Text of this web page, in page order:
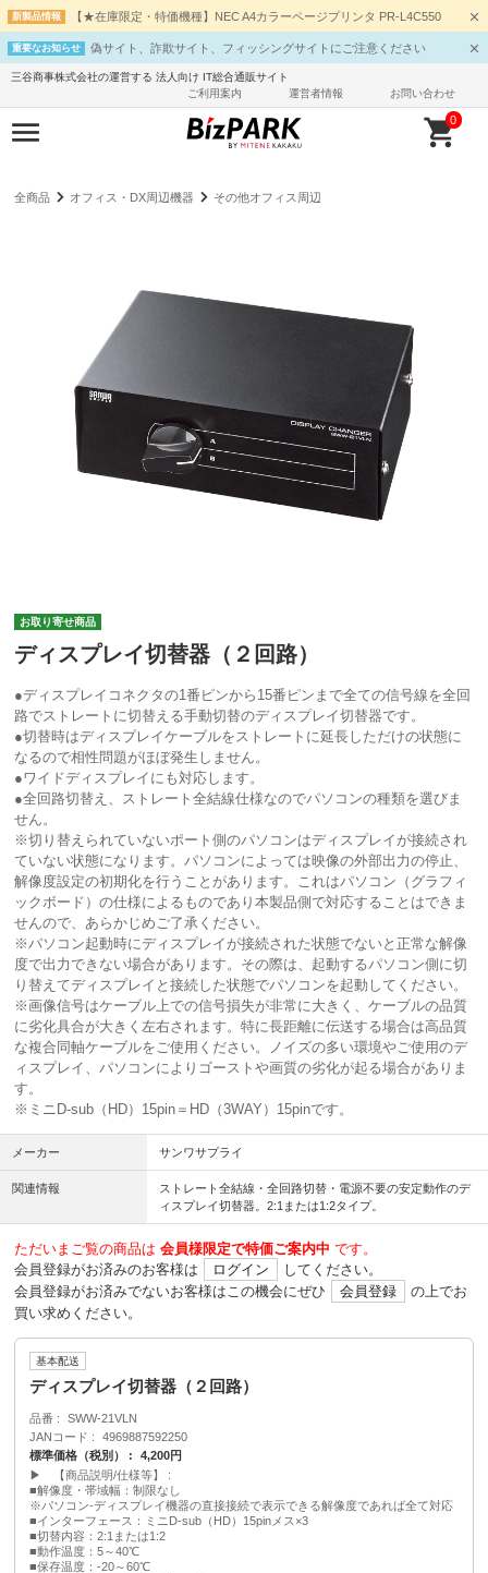
新製品情報 【★在庫限定・特価機種】NEC A4カラーページプリンタ PR-L4C550
重要なお知らせ 偽サイト、詐欺サイト、フィッシングサイトにご注意ください
三谷商事株式会社の運営する 法人向け IT総合通販サイト
ご利用案内
運営者情報 お問い合わせ
0
全商品 オフィス・DX周辺機器 その他オフィス周辺
お取り寄せ商品
ディスプレイ切替器（２回路）
●ディスプレイコネクタの1番ピンから15番ピンまで全ての信号線を全回
路でストレートに切替える手動切替のディスプレイ切替器です。
●切替時はディスプレイケーブルをストレートに延長しただけの状態に
なるので相性問題がほぼ発生しません。
●ワイドディスプレイにも対応します。
●全回路切替え、ストレート全結線仕様なのでパソコンの種類を選びま
せん。
※切り替えられていないポート側のパソコンはディスプレイが接続され
ていない状態になります。パソコンによっては映像の外部出力の停止、
解像度設定の初期化を行うことがあります。これはパソコン（グラフィ
ックボード）の仕様によるものであり本製品側で対応することはできま
せんので、あらかじめご了承ください。
※パソコン起動時にディスプレイが接続された状態でないと正常な解像
度で出力できない場合があります。その際は、起動するパソコン側に切
り替えてディスプレイと接続した状態でパソコンを起動してください。
※画像信号はケーブル上での信号損失が非常に大きく、ケーブルの品質
に劣化具合が大きく左右されます。特に長距離に伝送する場合は高品質
な複合同軸ケーブルをご使用ください。ノイズの多い環境やご使用のデ
ィスプレイ、パソコンによりゴーストや画質の劣化が起る場合がありま
す。
※ミニD-sub（HD）15pin＝HD（3WAY）15pinです。
メーカー サンワサプライ
関連情報
ストレート全結線・全回路切替・電源不要の安定動作のデ
ィスプレイ切替器。2:1または1:2タイプ。
ただいまご覧の商品は 会員様限定で特価ご案内中 です。
会員登録がお済みのお客様は
ログイン
してください。
会員登録がお済みでないお客様はこの機会にぜひ
会員登録
の上でお
買い求めください。
基本配送
ディスプレイ切替器（２回路）
品番
SWW-21VLN
JANコード
4969887592250
標準価格（税別）
4,200円
▶ 【商品説明/仕様等】
■解像度・帯域幅：制限なし
※パソコン-ディスプレイ機器の直接接続で表示できる解像度であれば全て対応
■インターフェース：ミニD-sub（HD）15pinメス×3
■切替内容：2:1または1:2
■動作温度：5～40℃
■保存温度：‐20～60℃